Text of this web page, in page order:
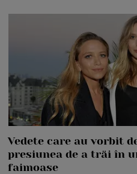
Vedete care au vorbit
presiunea de a trăi în
faimoase